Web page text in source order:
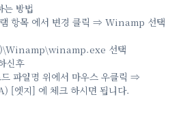
방법
항목 에서 변경 클릭 ⇒ Winamp 선택
선택
신후
파일명 위에서 마우스 우클릭 ⇒
[엣지] 에 체크 하시면 됩니다.